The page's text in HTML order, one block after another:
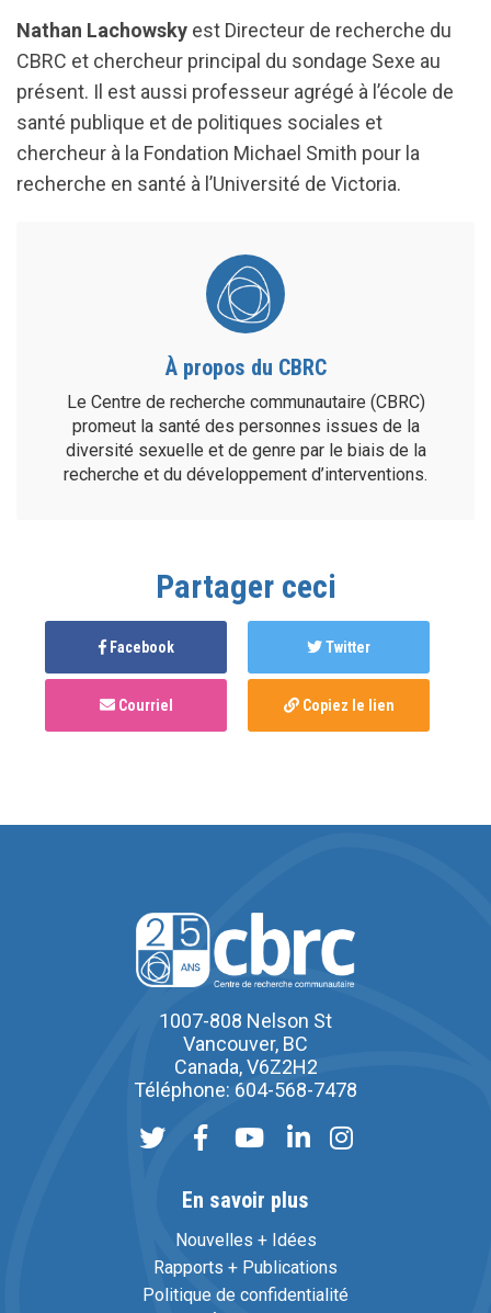
Nathan Lachowsky est Directeur de recherche du
CBRC et chercheur principal du sondage Sexe au
présent. Il est aussi professeur agrégé à l’école de
santé publique et de politiques sociales et
chercheur à la Fondation Michael Smith pour la
recherche en santé à l’Université de Victoria.
À propos du CBRC
Le Centre de recherche communautaire (CBRC)
promeut la santé des personnes issues de la
diversité sexuelle et de genre par le biais de la
recherche et du développement d’interventions.
Partager ceci
Facebook Twitter
Courriel Copiez le lien
1007-808 Nelson St
Vancouver, BC
Canada, V6Z2H2
Téléphone: 604-568-7478
En savoir plus
Nouvelles + Idées
Rapports + Publications
Politique de confidentialité